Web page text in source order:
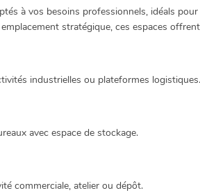
à vos besoins professionnels, idéals
stratégique, ces espaces
industrielles ou plateformes logistiques.
avec espace de stockage.
commerciale, atelier ou dépôt.